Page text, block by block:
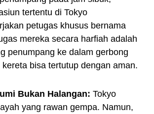
tertentu di Tokyo
petugas khusus bernama
mereka secara harfiah adalah
penumpang ke dalam gerbong
bisa tertutup dengan aman.
Bukan Halangan: Tokyo
yang rawan gempa. Namun,